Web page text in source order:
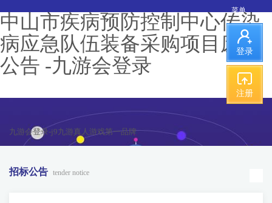
中山市疾病预防控制中心传染
病应急队伍装备采购项目废标
公告 -九游会登录
九游会登录-j9九游真人游戏第一品牌
菜单
登录
注册
招标公告 tender notice